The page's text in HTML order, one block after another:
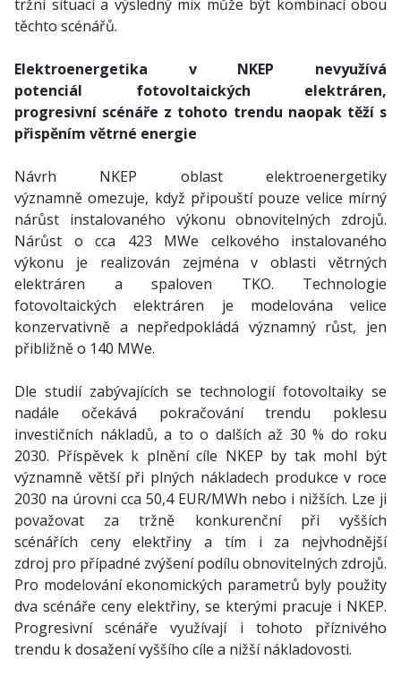
tržní situací a výsledný mix může být kombinací obou
těchto scénářů.
Elektroenergetika v NKEP nevyužívá
potenciál fotovoltaických elektráren,
progresivní scénáře z tohoto trendu naopak těží s
přispěním větrné energie
Návrh NKEP oblast elektroenergetiky
významně omezuje, když připouští pouze velice mírný
nárůst instalovaného výkonu obnovitelných zdrojů.
Nárůst o cca 423 MWe celkového instalovaného
výkonu je realizován zejména v oblasti větrných
elektráren a spaloven TKO. Technologie
fotovoltaických elektráren je modelována velice
konzervativně a nepředpokládá významný růst, jen
přibližně o 140 MWe.
Dle studií zabývajících se technologií fotovoltaiky se
nadále očekává pokračování trendu poklesu
investičních nákladů, a to o dalších až 30 % do roku
2030. Příspěvek k plnění cíle NKEP by tak mohl být
významně větší při plných nákladech produkce v roce
2030 na úrovni cca 50,4 EUR/MWh nebo i nižších. Lze ji
považovat za tržně konkurenční při vyšších
scénářích ceny elektřiny a tím i za nejvhodnější
zdroj pro případné zvýšení podílu obnovitelných zdrojů.
Pro modelování ekonomických parametrů byly použity
dva scénáře ceny elektřiny, se kterými pracuje i NKEP.
Progresivní scénáře využívají i tohoto příznivého
trendu k dosažení vyššího cíle a nižší nákladovosti.